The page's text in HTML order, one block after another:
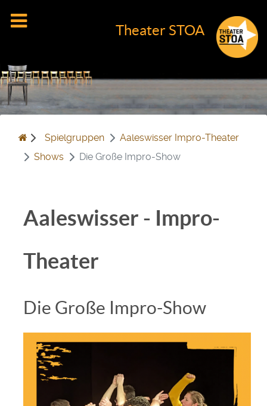
Theater STOA
Spielgruppen
Aaleswisser Impro-Theater
Shows
Die Große Impro-Show
Aaleswisser - Impro-
Theater
Die Große Impro-Show